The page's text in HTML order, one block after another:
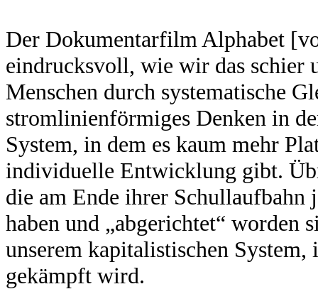
Der Dokumentarfilm Alphabet
eindrucksvoll, wie wir das schier
Menschen durch systematische
stromlinienförmiges Denken in
System, in dem es kaum mehr
individuelle Entwicklung gibt.
die am Ende ihrer Schullaufbahn
haben und „abgerichtet“ worden
unserem kapitalistischen System,
gekämpft wird.